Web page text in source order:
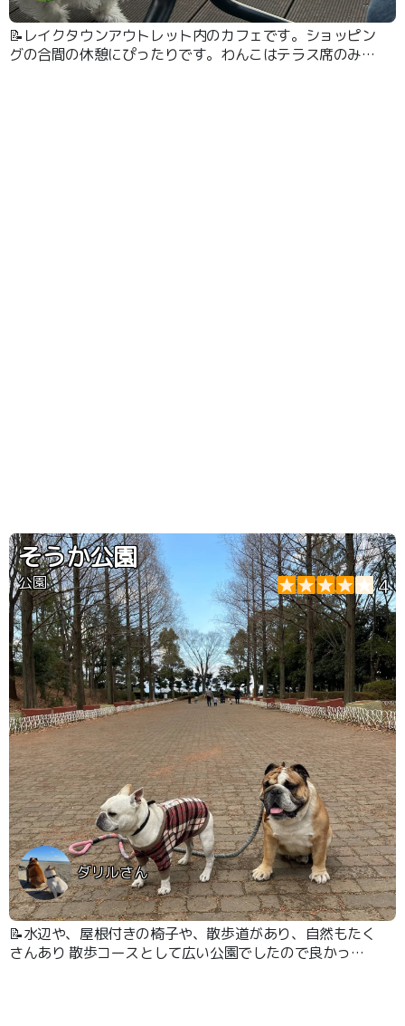
📝レイクタウンアウトレット内のカフェです。ショッピン
グの合間の休憩にぴったりです。わんこはテラス席のみ利
そうか公園
公園 4
ダリルさん
📝水辺や、屋根付きの椅子や、散歩道があり、自然もたく
さんあり 散歩コースとして広い公園でしたので良かった